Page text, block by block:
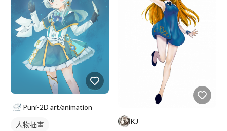
Puni-2D art/animation
人物插畫 KJ